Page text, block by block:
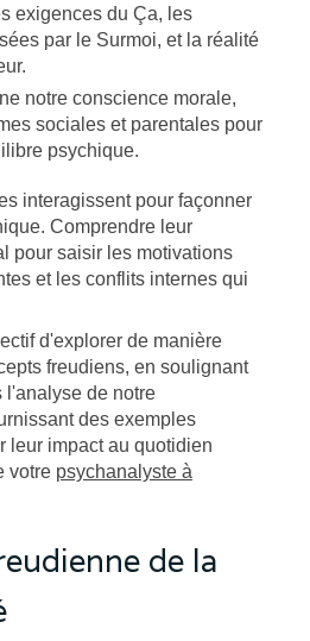
exigences du Ça, les
par le Surmoi, et la réalité
notre conscience morale,
sociales et parentales pour
psychique.
interagissent pour façonner
Comprendre leur
pour saisir les motivations
et les conflits internes qui
d'explorer de manière
freudiens, en soulignant
l'analyse de notre
des exemples
leur impact au quotidien
votre psychanalyste à
de la